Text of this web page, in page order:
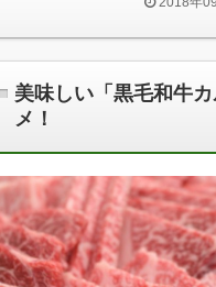
美味しい「黒毛和牛
メ！